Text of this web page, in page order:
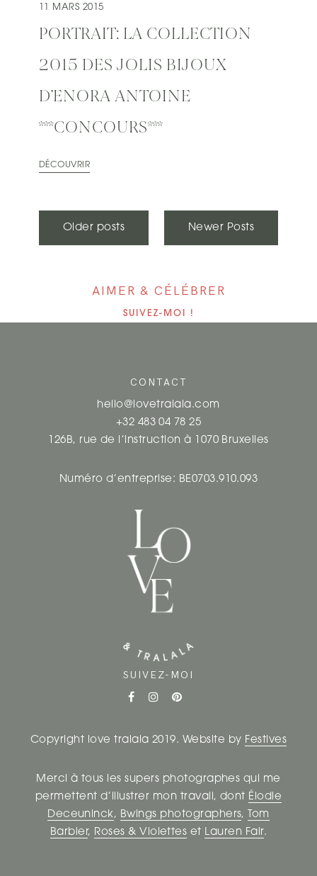
11 MARS 2015
PORTRAIT: LA COLLECTION
2015 DES JOLIS BIJOUX
D’ENORA ANTOINE
***CONCOURS***
DÉCOUVRIR
L
S
Older posts Newer Posts
AIMER & CÉLÉBRER
SUIVEZ-MOI !
CONTACT
hello@lovetralala.com
+32 483 04 78 25
126B, rue de l’instruction à 1070 Bruxelles
Numéro d’entreprise: BE0703.910.093
SUIVEZ-MOI
Copyright love tralala 2019. Website by Festives
Merci à tous les supers photographes qui me
permettent d’illustrer mon travail, dont Élodie
Deceuninck , Bwings photographers,
Tom
Barbier, Roses & Violettes et Lauren Fair.